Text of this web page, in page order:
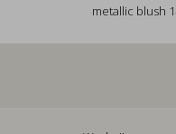
metallic blush